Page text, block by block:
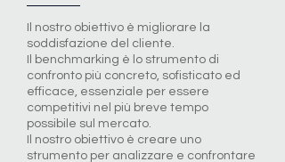
Il nostro obiettivo è migliorare la
soddisfazione del cliente.
Il benchmarking è lo strumento di
confronto più concreto, sofisticato ed
efficace, essenziale per essere
competitivi nel più breve tempo
possibile sul mercato.
Il nostro obiettivo è creare uno
strumento per analizzare e confrontare